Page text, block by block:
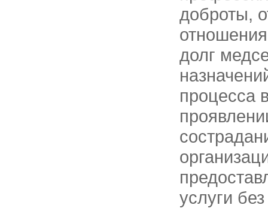
доброты,
долг
процесса
услуги